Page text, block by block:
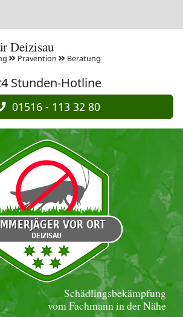
Deizisau
Prävention Beratung
Stunden-Hotline
01516 - 113 32 80
Schädlingsbekämpfung
vom Fachmann in der Nähe